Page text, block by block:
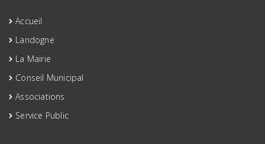
Accueil
Landogne
La Mairie
Conseil Municipal
Associations
Service Public